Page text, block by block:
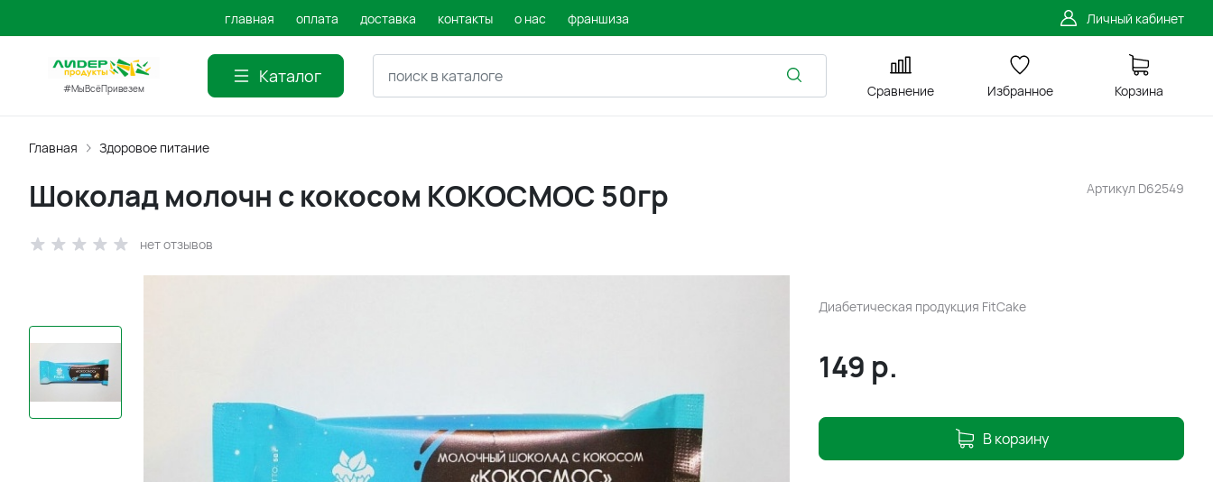
главная оплата доставка контакты о нас франшиза Личный кабинет
#МыВсёПривезем
Каталог
Сравнение Избранное Корзина
Главная Здоровое питание
Артикул D62549
Шоколад молочн с кокосом КОКОСМОС 50гр
нет отзывов
Диабетическая продукция FitСake
149 р.
В корзину